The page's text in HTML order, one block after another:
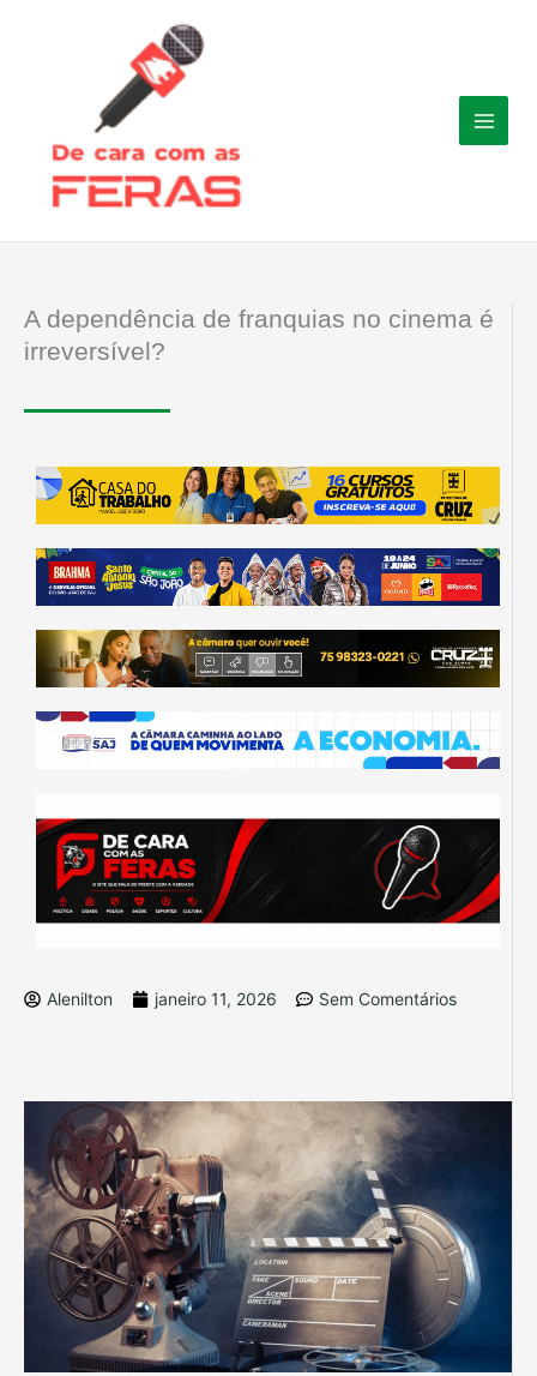
A dependência de franquias no cinema é
irreversível?
Alenilton janeiro 11, 2026 Sem Comentários